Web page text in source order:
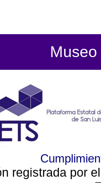
registrada por